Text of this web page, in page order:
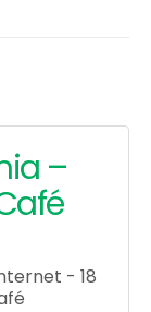
–
- 18